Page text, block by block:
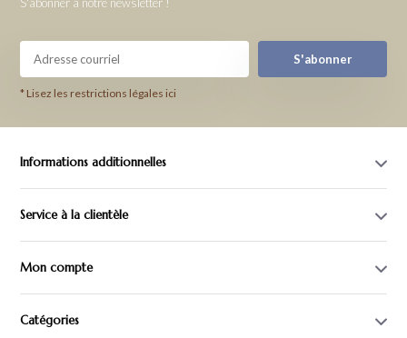
S'abonner à notre newsletter !
S'abonner
* Lisez les restrictions légales ici
Informations additionnelles
Service à la clientèle
Mon compte
Catégories